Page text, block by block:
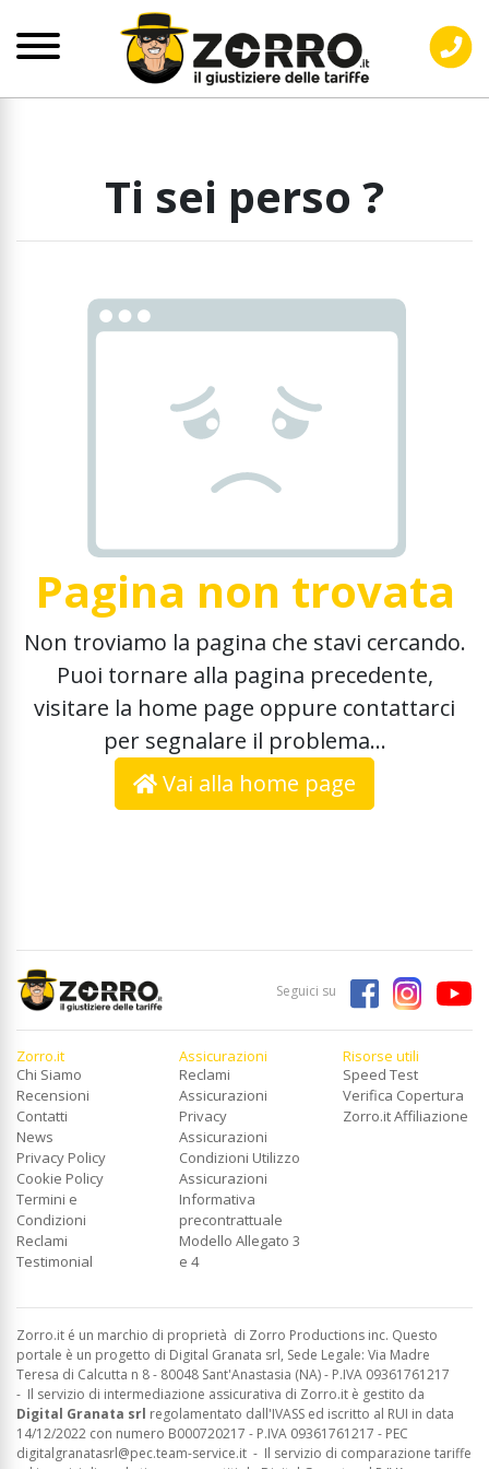
Ti sei perso ?
Pagina non trovata
Non troviamo la pagina che stavi cercando.
Puoi tornare alla pagina precedente,
visitare la home page oppure contattarci
per segnalare il problema...
Vai alla home page
Seguici su
Zorro.it
Chi Siamo
Recensioni
Contatti
News
Privacy Policy
Cookie Policy
Termini e
Condizioni
Reclami
Testimonial
Assicurazioni
Reclami
Assicurazioni
Privacy
Assicurazioni
Condizioni Utilizzo
Assicurazioni
Informativa
precontrattuale
Modello Allegato 3
e 4
Risorse utili
Speed Test
Verifica Copertura
Zorro.it Affiliazione
Zorro.it é un marchio di proprietà di Zorro Productions inc. Questo
portale è un progetto di Digital Granata srl, Sede Legale: Via Madre
Teresa di Calcutta n 8 - 80048 Sant'Anastasia (NA) - P.IVA 09361761217
- Il servizio di intermediazione assicurativa di Zorro.it è gestito da
Digital Granata srl regolamentato dall'IVASS ed iscritto al RUI in data
14/12/2022 con numero B000720217 - P.IVA 09361761217 - PEC
digitalgranatasrl@pec.team-service.it - Il servizio di comparazione tariffe